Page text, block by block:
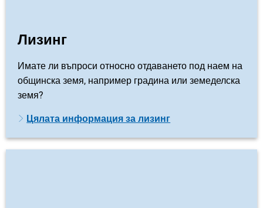
Лизинг
Имате ли въпроси относно отдаването под наем на
общинска земя, например градина или земеделска
земя?
Цялата информация за лизинг